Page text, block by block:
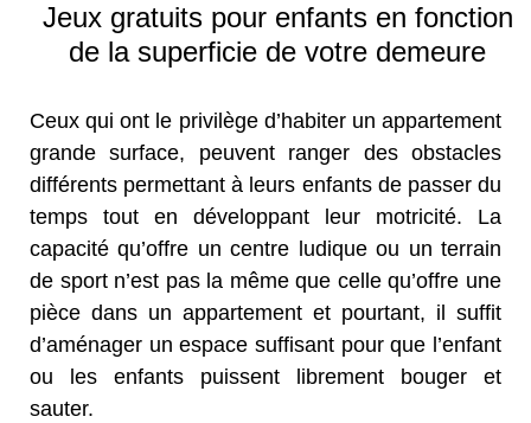
Jeux gratuits pour enfants en fonction
de la superficie de votre demeure
Ceux qui ont le privilège d’habiter un appartement
grande surface, peuvent ranger des obstacles
différents permettant à leurs enfants de passer du
temps tout en développant leur motricité. La
capacité qu’offre un centre ludique ou un terrain
de sport n’est pas la même que celle qu’offre une
pièce dans un appartement et pourtant, il suffit
d’aménager un espace suffisant pour que l’enfant
ou les enfants puissent librement bouger et
sauter.